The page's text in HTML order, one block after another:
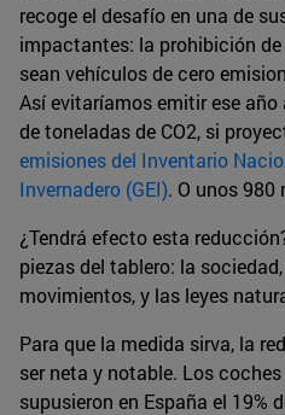
recoge el desafío en una de
impactantes: la prohibición
sean vehículos de cero
Así evitaríamos emitir ese
de toneladas de CO2, si
emisiones del Inventario
Invernadero (GEI). O unos 980
¿Tendrá efecto esta
piezas del tablero: la
movimientos, y las leyes
Para que la medida sirva, la
ser neta y notable. Los
supusieron en España el 19%